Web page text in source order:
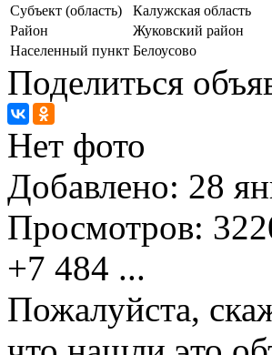
Субъект (область)
Калужская область
Район
Жуковский район
Населенный пункт Белоусово
Поделиться
Нет фото
Добавлено: 28
Просмотров:
+7 484 ...
Пожалуйста,